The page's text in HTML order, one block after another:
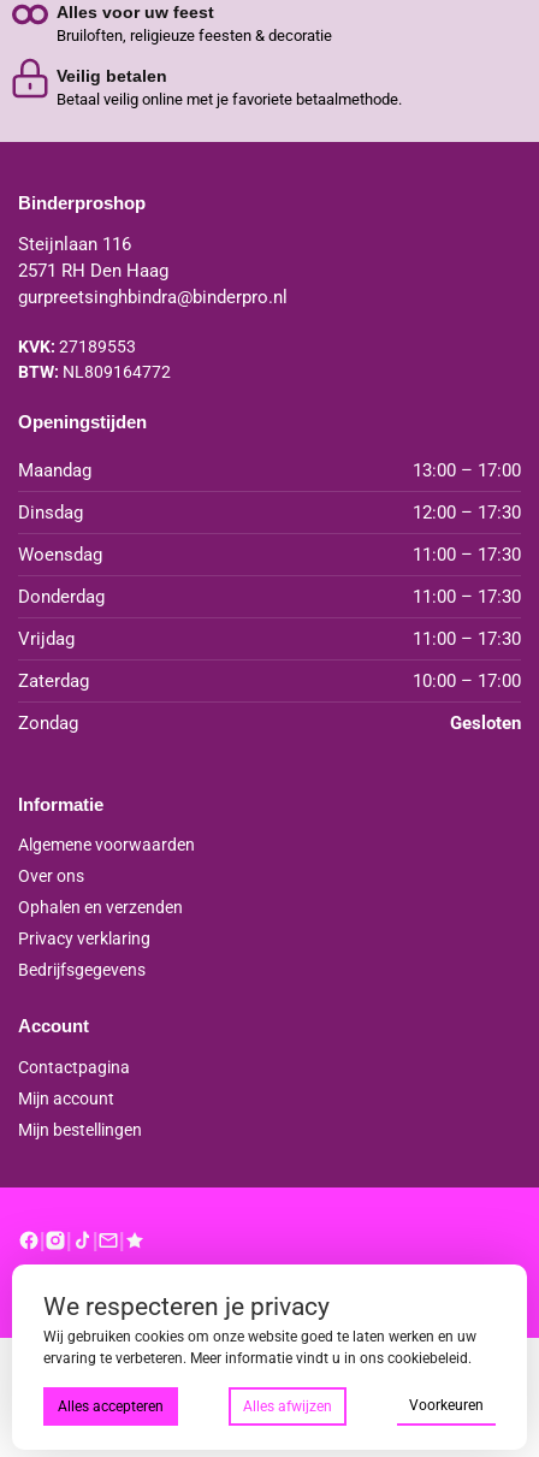
Alles voor uw feest
Bruiloften, religieuze feesten & decoratie
Veilig betalen
Betaal veilig online met je favoriete betaalmethode.
Binderproshop
Steijnlaan 116
2571 RH Den Haag
gurpreetsinghbindra@binderpro.nl
KVK: 27189553
BTW: NL809164772
Openingstijden
Maandag
13:00 – 17:00
Dinsdag
12:00 – 17:30
Woensdag
11:00 – 17:30
Donderdag
11:00 – 17:30
Vrijdag
11:00 – 17:30
Zaterdag
10:00 – 17:00
Zondag
Gesloten
Informatie
Algemene voorwaarden
Over ons
Ophalen en verzenden
Privacy verklaring
Bedrijfsgegevens
Account
Contactpagina
Mijn account
Mijn bestellingen
We respecteren je privacy
Wij gebruiken cookies om onze website goed te laten werken en uw
ervaring te verbeteren. Meer informatie vindt u in ons cookiebeleid.
Alles accepteren Alles afwijzen Voorkeuren